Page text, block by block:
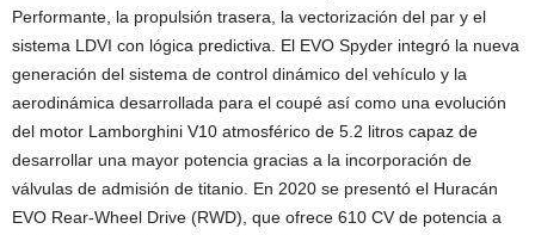
Performante, la propulsión trasera, la vectorización del par y el
sistema LDVI con lógica predictiva. El EVO Spyder integró la nueva
generación del sistema de control dinámico del vehículo y la
aerodinámica desarrollada para el coupé así como una evolución
del motor Lamborghini V10 atmosférico de 5.2 litros capaz de
desarrollar una mayor potencia gracias a la incorporación de
válvulas de admisión de titanio. En 2020 se presentó el Huracán
EVO Rear-Wheel Drive (RWD), que ofrece 610 CV de potencia a